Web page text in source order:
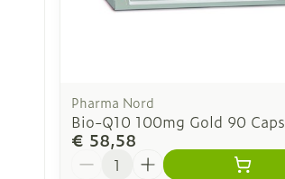
Pharma Nord
Bio-Q10 100mg Gold 90 Caps
€ 58,58
Aantal